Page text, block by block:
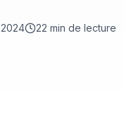
22 min de lecture